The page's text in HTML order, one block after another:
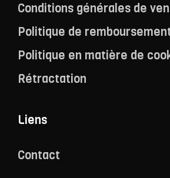
Conditions générales de
Politique de
Politique en matière de
Rétractation
Liens
Contact